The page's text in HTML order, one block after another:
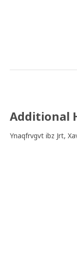
Additional
Ynaqfrvgvt ibz Jrt,